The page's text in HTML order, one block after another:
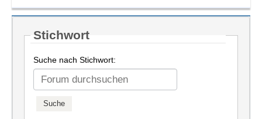
Stichwort
Suche nach Stichwort: